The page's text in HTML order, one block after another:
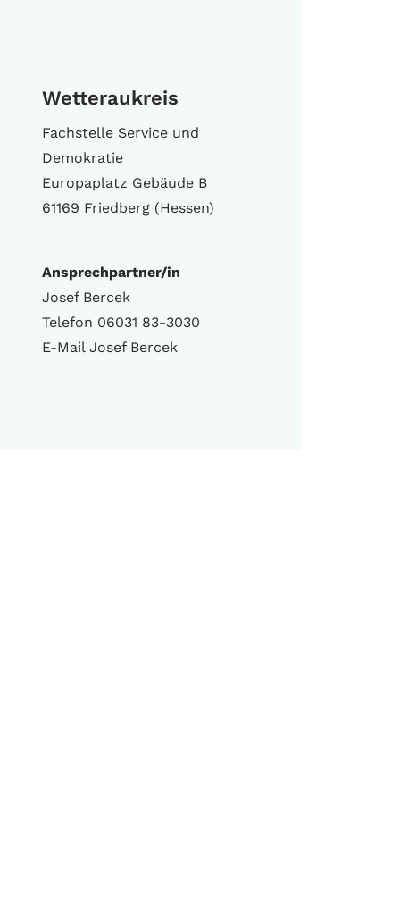
Wetteraukreis
Fachstelle Service und
Demokratie
Europaplatz Gebäude B
61169 Friedberg (Hessen)
Ansprechpartner/in
Josef Bercek
Telefon 06031 83-3030
E-Mail Josef Bercek